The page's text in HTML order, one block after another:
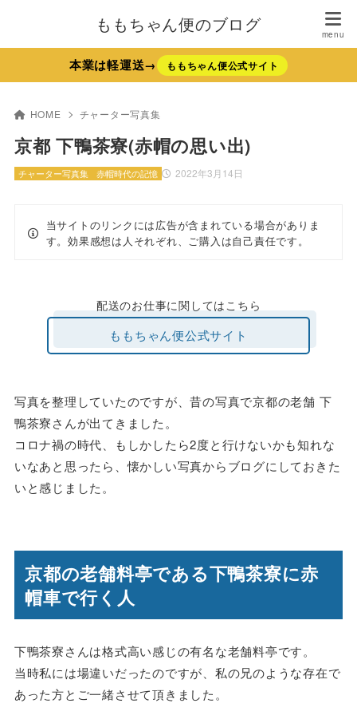
ももちゃん便のブログ
本業は軽運送→ ももちゃん便公式サイト
HOME チャーター写真集
京都 下鴨茶寮(赤帽の思い出)
2022年3月14日
チャーター写真集 赤帽時代の記憶
当サイトのリンクには広告が含まれている場合がありま
す。効果感想は人それぞれ、ご購入は自己責任です。
配送のお仕事に関してはこちら
ももちゃん便公式サイト
写真を整理していたのですが、昔の写真で京都の老舗 下
鴨茶寮さんが出てきました。
コロナ禍の時代、もしかしたら2度と行けないかも知れな
いなあと思ったら、懐かしい写真からブログにしておきた
いと感じました。
京都の老舗料亭である下鴨茶寮に赤
帽車で行く人
下鴨茶寮さんは格式高い感じの有名な老舗料亭です。
当時私には場違いだったのですが、私の兄のような存在で
あった方とご一緒させて頂きました。